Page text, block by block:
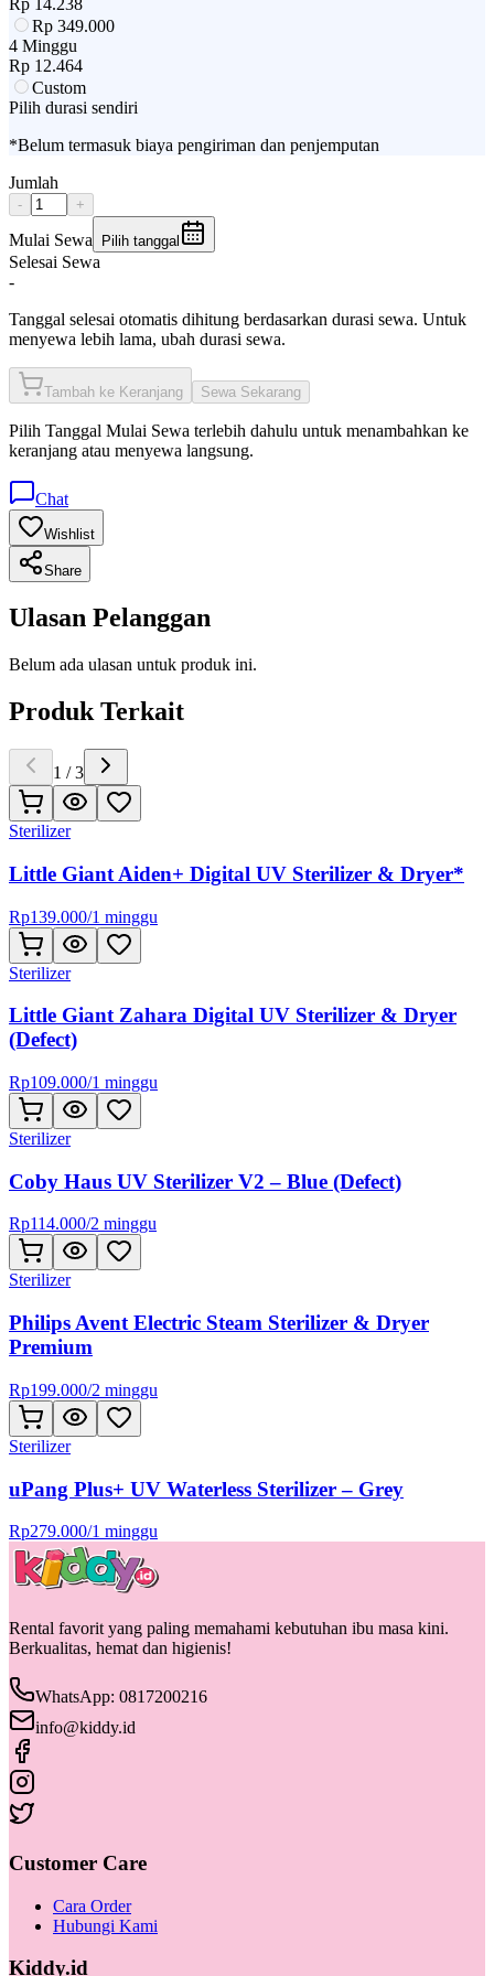
Rp 349.000
4 Minggu
Rp 12.464
Custom
Pilih durasi sendiri
*Belum termasuk biaya pengiriman dan penjemputan
Jumlah
- +
Mulai Sewa Pilih tanggal
Selesai Sewa
-
Tanggal selesai otomatis dihitung berdasarkan durasi sewa. Untuk
menyewa lebih lama, ubah durasi sewa.
Tambah ke Keranjang Sewa Sekarang
Pilih Tanggal Mulai Sewa terlebih dahulu untuk menambahkan ke
keranjang atau menyewa langsung.
Chat
Wishlist
Share
Ulasan Pelanggan
Belum ada ulasan untuk produk ini.
Produk Terkait
1 /3
Sterilizer
Little Giant Aiden+ Digital UV Sterilizer & Dryer*
Rp139.000/1 minggu
Sterilizer
Little Giant Zahara Digital UV Sterilizer & Dryer
(Defect)
Rp109.000/1 minggu
Sterilizer
Coby Haus UV Sterilizer V2 – Blue (Defect)
Rp114.000/2 minggu
Sterilizer
Philips Avent Electric Steam Sterilizer & Dryer
Premium
Rp199.000/2 minggu
Sterilizer
uPang Plus+ UV Waterless Sterilizer – Grey
Rp279.000/1 minggu
Rental favorit yang paling memahami kebutuhan ibu masa kini.
Berkualitas, hemat dan higienis!
WhatsApp: 0817200216
info@kiddy.id
Customer Care
Cara Order
Hubungi Kami
Kiddy.id